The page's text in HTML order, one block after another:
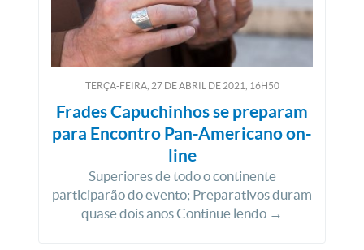
TERÇA-FEIRA, 27DEABRIL DE2021, 16H50
Frades Capuchinhos se preparam
para Encontro Pan-Americano on-
line
Superiores de todo o continente
participarão do evento; Preparativos duram
quase dois anos Continue lendo →